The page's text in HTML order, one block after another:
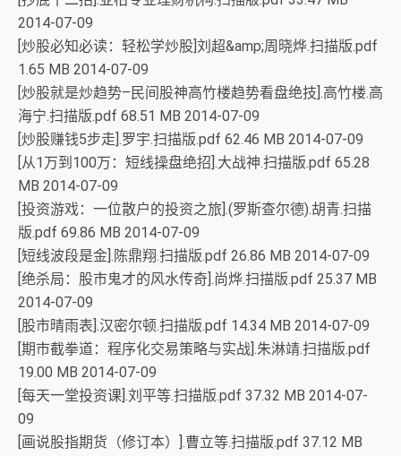
2014-07-09
[炒股必知必读：轻松学炒股]刘超&amp;周晓烨.扫描版.pdf
1.65 MB 2014-07-09
[炒股就是炒趋势–民间股神高竹楼趋势看盘绝技].高竹楼.高
海宁.扫描版.pdf 68.51 MB 2014-07-09
[炒股赚钱5步走].罗宇.扫描版.pdf 62.46 MB 2014-07-09
[从1万到100万：短线操盘绝招].大战神.扫描版.pdf 65.28
MB 2014-07-09
[投资游戏：一位散户的投资之旅].(罗斯查尔德).胡青.扫描
版.pdf 69.86 MB 2014-07-09
[短线波段是金].陈鼎翔.扫描版.pdf 26.86 MB 2014-07-09
[绝杀局：股市鬼才的风水传奇].尚烨.扫描版.pdf 25.37 MB
2014-07-09
[股市晴雨表].汉密尔顿.扫描版.pdf 14.34 MB 2014-07-09
[期市截拳道：程序化交易策略与实战].朱淋靖.扫描版.pdf
19.00 MB 2014-07-09
[每天一堂投资课].刘平等.扫描版.pdf 37.32 MB 2014-07-
09
[画说股指期货（修订本）].曹立等.扫描版.pdf 37.12 MB